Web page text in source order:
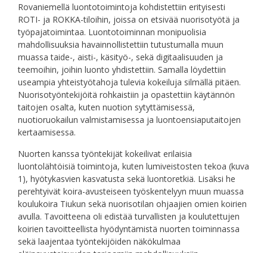
Rovaniemellä luontotoimintoja kohdistettiin erityisesti
ROTI- ja ROKKA-tiloihin, joissa on etsivää nuorisotyötä ja
työpajatoimintaa. Luontotoiminnan monipuolisia
mahdollisuuksia havainnollistettiin tutustumalla muun
muassa taide-, aisti-, käsityö-, sekä digitaalisuuden ja
teemoihin, joihin luonto yhdistettiin. Samalla löydettiin
useampia yhteistyötahoja tulevia kokeiluja silmällä pitäen.
Nuorisotyöntekijöitä rohkaistiin ja opastettiin käytännön
taitojen osalta, kuten nuotion sytyttämisessä,
nuotioruokailun valmistamisessa ja luontoensiaputaitojen
kertaamisessa.
Nuorten kanssa työntekijät kokeilivat erilaisia
luontolähtöisiä toimintoja, kuten lumiveistosten tekoa (kuva
1), hyötykasvien kasvatusta sekä luontoretkiä. Lisäksi he
perehtyivät koira-avusteiseen työskentelyyn muun muassa
koulukoira Tiukun sekä nuorisotilan ohjaajien omien koirien
avulla. Tavoitteena oli edistää turvallisten ja koulutettujen
koirien tavoitteellista hyödyntämistä nuorten toiminnassa
sekä laajentaa työntekijöiden näkökulmaa